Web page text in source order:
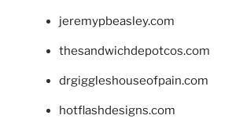
jeremypbeasley.com
thesandwichdepotcos.com
drgiggleshouseofpain.com
hotflashdesigns.com